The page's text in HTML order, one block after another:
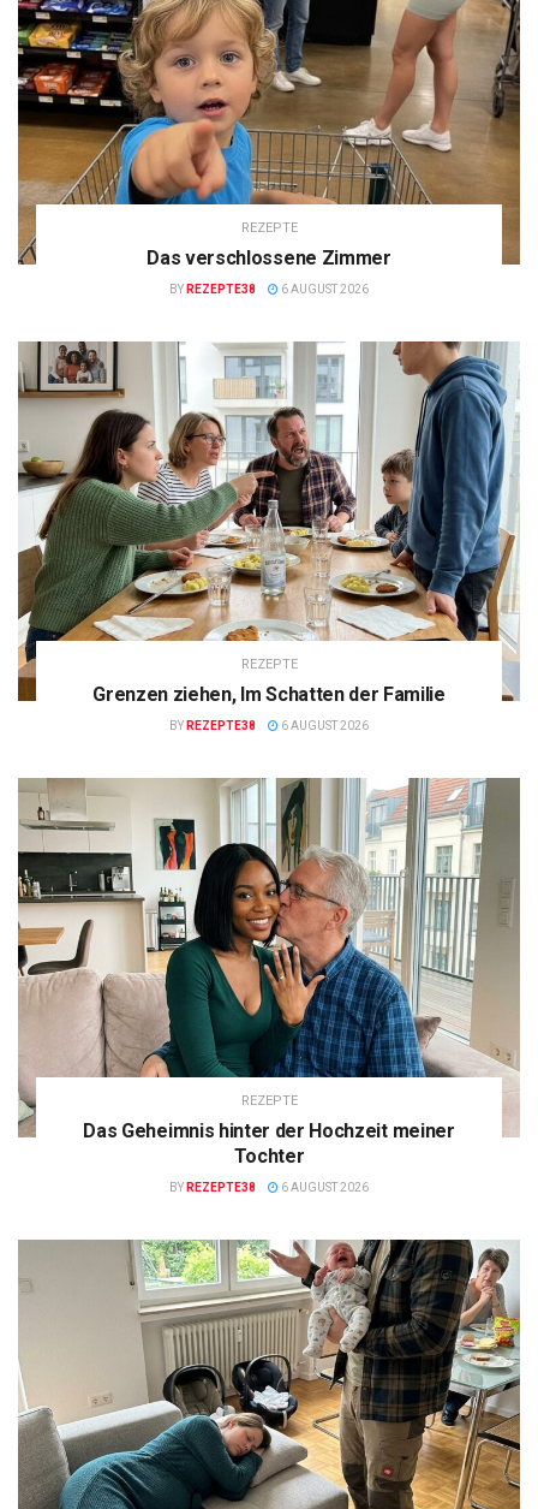
REZEPTE
Das verschlossene Zimmer
BY REZEPTE38 6 AUGUST 2026
REZEPTE
Grenzen ziehen, Im Schatten der Familie
BY REZEPTE38 6 AUGUST 2026
REZEPTE
Das Geheimnis hinter der Hochzeit meiner
Tochter
BY REZEPTE38 6 AUGUST 2026